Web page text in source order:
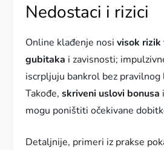
Nedostaci i rizici
Online klađenje nosivisok
gubitaka i zavisnosti;
iscrpljuju bankrol bez
Takođe,skriveni uslovi bonusa
mogu poništiti očekivane
Detaljnije, primeri iz prakse